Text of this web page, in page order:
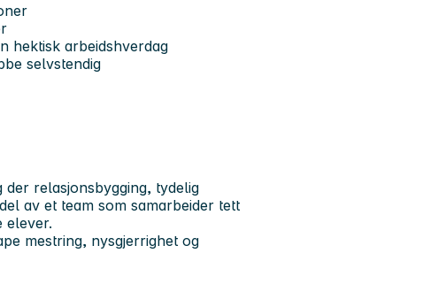
hektisk arbeidshverdag
selvstendig
relasjonsbygging, tydelig
av et team som samarbeider tett
elever.
mestring, nysgjerrighet og